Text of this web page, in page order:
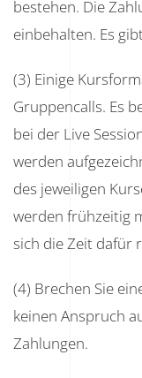
bestehen. Die
einbehalten. Es
(3) Einige
Gruppencalls. Es
bei der Live
werden
des jeweiligen
werden frühzeitig
sich die Zeit dafür
(4) Brechen Sie
keinen Anspruch
Zahlungen.